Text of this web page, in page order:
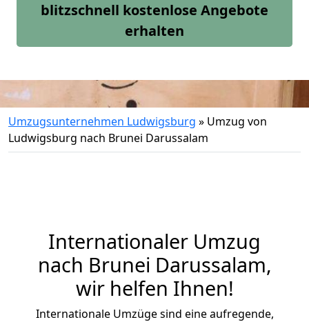
blitzschnell kostenlose Angebote
erhalten
Umzugsunternehmen Ludwigsburg » Umzug von
Ludwigsburg nach Brunei Darussalam
Internationaler Umzug
nach Brunei Darussalam,
wir helfen Ihnen!
Internationale Umzüge sind eine aufregende,